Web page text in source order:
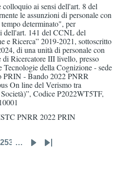
ai sensi dell'art. 8 del
le assunzioni di personale con
determinato", per
dell'art. 141 del CCNL del
e Ricerca” 2019-2021, sottoscritto
di una unità di personale con
di Ricercatore III livello, presso
Tecnologie della Cognizione - sede
PRIN - Bando 2022 PNRR
On line del Verismo tra
Codice P2022WT5TF,
PNRR 2022 PRIN
…
Next Last